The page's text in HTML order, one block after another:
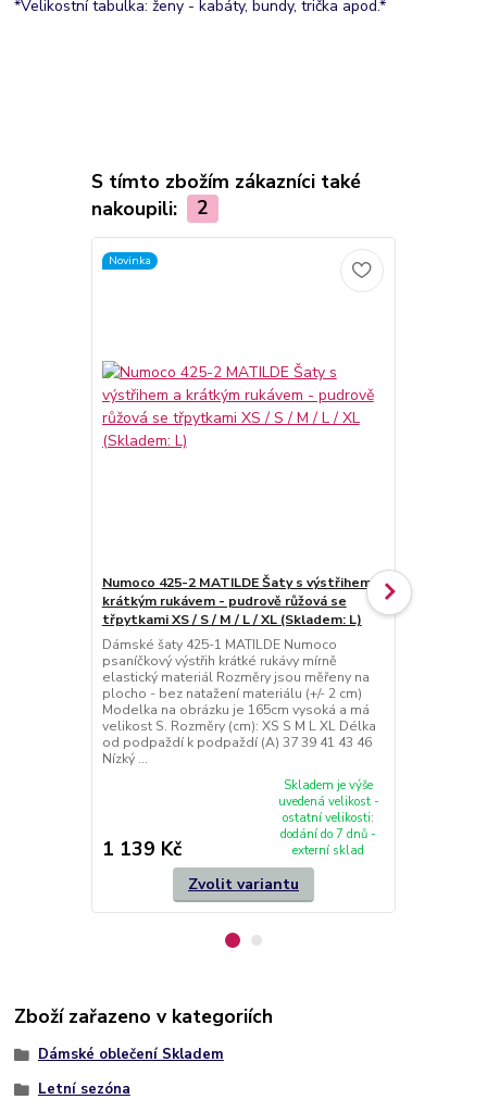
*Velikostní tabulka: ženy - kabáty, bundy, trička apod.*
S tímto zbožím zákazníci také
nakoupili:
2
Novinka
Numoco 425-2 MATILDE Šaty s výstřihem a
krátkým rukávem - pudrově růžová se
třpytkami XS / S / M / L / XL (Skladem: L)
Dámské šaty 425-1 MATILDE Numoco
psaníčkový výstřih krátké rukávy mírně
elastický materiál Rozměry jsou měřeny na
plocho - bez natažení materiálu (+/- 2 cm)
Modelka na obrázku je 165cm vysoká a má
velikost S. Rozměry (cm): XS S M L XL Délka
od podpaždí k podpaždí (A) 37 39 41 43 46
Nízký ...
1 139 Kč
Skladem je výše
uvedená velikost -
ostatní velikosti:
dodání do 7 dnů -
externí sklad
Zvolit variantu
Numoco
krátkým
Zboží zařazeno v kategoriích
Dámské oblečení Skladem
Letní sezóna